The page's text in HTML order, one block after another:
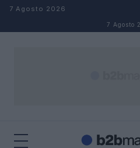
Salta al contenuto
7 Agosto 2026
7 Agosto